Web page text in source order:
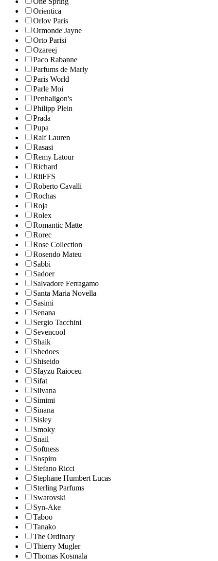
Orientica
Orlov Paris
Ormonde Jayne
Orto Parisi
Ozareej
Paco Rabanne
Parfums de Marly
Paris World
Parle Moi
Penhaligon's
Philipp Plein
Prada
Pupa
Ralf Lauren
Rasasi
Remy Latour
Richard
RiiFFS
Roberto Cavalli
Rochas
Roja
Rolex
Romantic Matte
Rorec
Rose Collection
Rosendo Mateu
Sabbi
Sadoer
Salvadore Ferragamo
Santa Maria Novella
Sasimi
Senana
Sergio Tacchini
Sevencool
Shaik
Shedoes
Shiseido
SIayzu Raioceu
Sifat
Silvana
Simimi
Sinana
Sisley
Smoky
Snail
Softness
Sospiro
Stefano Ricci
Stephane Humbert Lucas
Sterling Parfums
Swarovski
Syn-Ake
Taboo
Tanako
The Ordinary
Thierry Mugler
Thomas Kosmala